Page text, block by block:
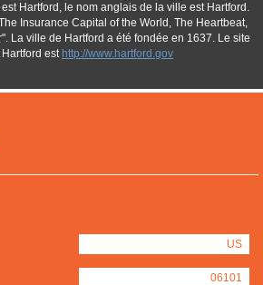
US
06101
Hartford, le nom anglais de la ville est Hartford.
Insurance Capital of the World, The Heartbeat,
La ville de Hartford a été fondée en 1637. Le site
Hartford est http://www.hartford.gov